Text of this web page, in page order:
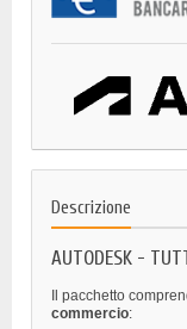
Descrizione
AUTODESK -
Il pacchetto
commercio: